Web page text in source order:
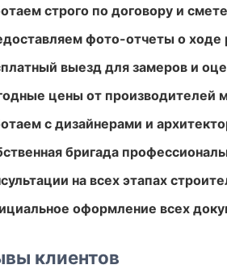
строго по договору и смете
фото-отчеты о ходе
выезд для замеров и
цены от производителей
с дизайнерами и
бригада
на всех этапах
оформление всех
клиентов